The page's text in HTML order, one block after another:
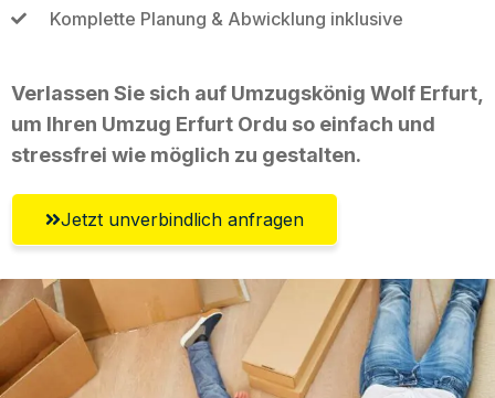
Komplette Planung & Abwicklung inklusive
Verlassen Sie sich auf Umzugskönig Wolf Erfurt,
um Ihren Umzug Erfurt Ordu so einfach und
stressfrei wie möglich zu gestalten.
Jetzt unverbindlich anfragen